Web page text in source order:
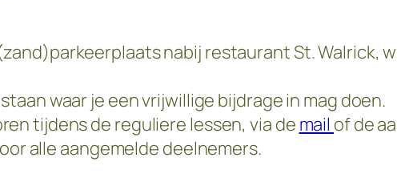
nabij restaurant St. Walrick,
waar je een vrijwillige bijdrage in mag doen.
tijdens de reguliere lessen, via de mail of de
alle aangemelde deelnemers.